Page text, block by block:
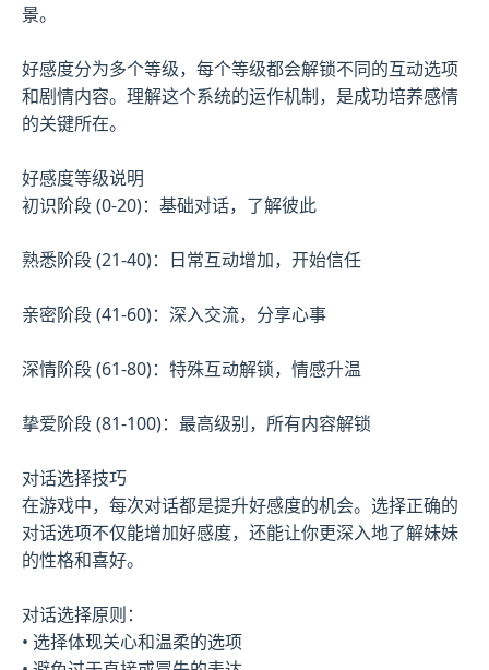
景。
好感度分为多个等级，每个等级都会解锁不同的互动选项
和剧情内容。理解这个系统的运作机制，是成功培养感情
的关键所在。
好感度等级说明
初识阶段 (0-20)：基础对话，了解彼此
熟悉阶段 (21-40)：日常互动增加，开始信任
亲密阶段 (41-60)：深入交流，分享心事
深情阶段 (61-80)：特殊互动解锁，情感升温
挚爱阶段 (81-100)：最高级别，所有内容解锁
对话选择技巧
在游戏中，每次对话都是提升好感度的机会。选择正确的
对话选项不仅能增加好感度，还能让你更深入地了解妹妹
的性格和喜好。
对话选择原则：
• 选择体现关心和温柔的选项